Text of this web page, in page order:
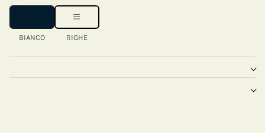
BIANCO RIGHE